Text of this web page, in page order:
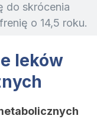
do skrócenia
o 14,5 roku.
leków